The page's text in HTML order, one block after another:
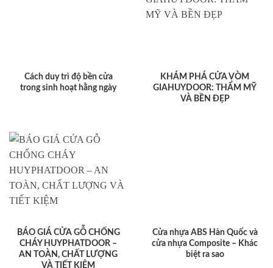
Cách duy trì độ bền cửa
trong sinh hoạt hằng ngày
KHÁM PHÁ CỬA VÒM
GIAHUYDOOR: THẨM MỸ
VÀ BỀN ĐẸP
BÁO GIÁ CỬA GỖ CHỐNG
CHÁY HUYPHATDOOR –
AN TOÀN, CHẤT LƯỢNG
VÀ TIẾT KIỆM
Cửa nhựa ABS Hàn Quốc và
cửa nhựa Composite – Khác
biệt ra sao